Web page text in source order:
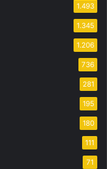
1.493
1.345
1.206
736
281
195
180
111
71